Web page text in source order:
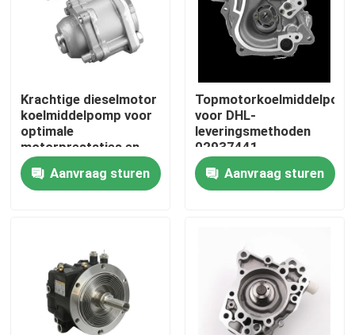
Ongeveer ons
Kwaliteitscontrole
Contacteer ons
Verzoek om een Citaat
Graafwerktuig Spare Part
Krachtige dieselmotor
koelmiddelpomp voor
optimale
motorprestaties en
leveringen
Aanvraag sturen
voor DHL-
leveringsmethoden
02937441
Aanvraag sturen